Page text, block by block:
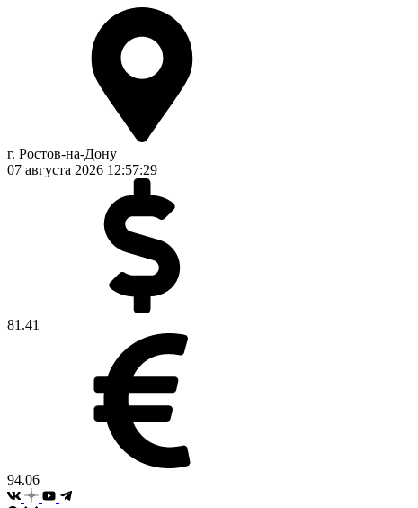
г. Ростов-на-Дону
07 августа 2026 12:57:30
81.41
94.06